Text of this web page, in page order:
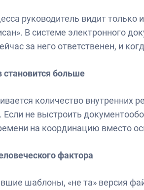
руководитель видит только
В системе электронного
за него ответственен, и
становится больше
количество внутренних
не выстроить
на координацию вместо
фактора
шаблоны, «не та» версия